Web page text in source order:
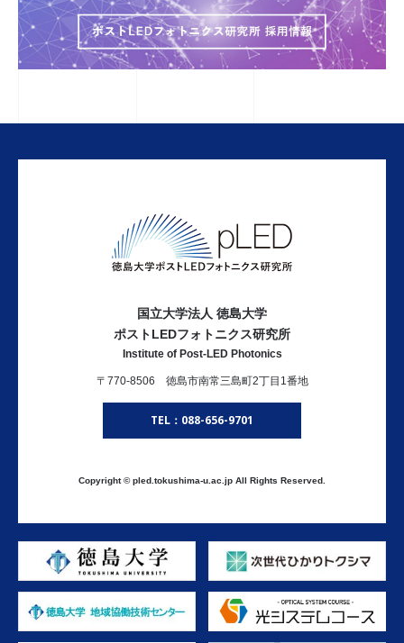
国立大学法人 徳島大学
ポストLEDフォトニクス研究所
Institute of Post-LED Photonics
〒770-8506 徳島市南常三島町2丁目1番地
TEL：088-656-9701
Copyright © pled.tokushima-u.ac.jp All Rights Reserved.